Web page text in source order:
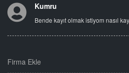
Kumru
Bende kayıt olmak istiyom nasıl
Firma Ekle